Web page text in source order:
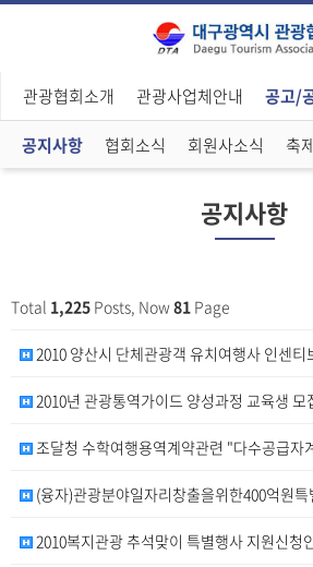
관광협회소개 관광사업체안내 공고/
공지사항 협회소식 회원사소식 축
공지사항
Total 1,225 Posts, Now81 Page
2010 양산시 단체관광객 유치여행사 인센티
2010년 관광통역가이드 양성과정 교육생 모
조달청 수학여행용역계약관련 "다수공급자계약
(융자)관광분야일자리창출을위한400억원
2010복지관광 추석맞이 특별행사 지원신청